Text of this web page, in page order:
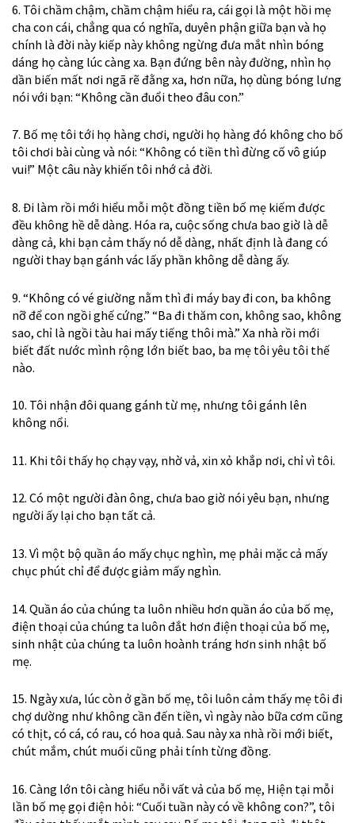
6. Tôi chầm chậm, chầm chậm hiểu ra, cái gọi là một hồi mẹ
cha con cái, chẳng qua có nghĩa, duyên phận giữa bạn và họ
chính là đời này kiếp này không ngừng đưa mắt nhìn bóng
dáng họ càng lúc càng xa. Bạn đứng bên này đường, nhìn họ
dần biến mất nơi ngã rẽ đằng xa, hơn nữa, họ dùng bóng lưng
nói với bạn: “Không cần đuổi theo đâu con.”
7. Bố mẹ tôi tới họ hàng chơi, người họ hàng đó không cho bố
tôi chơi bài cùng và nói: “Không có tiền thì đừng cố vô giúp
vui!” Một câu này khiến tôi nhớ cả đời.
8. Đi làm rồi mới hiểu mỗi một đồng tiền bố mẹ kiếm được
đều không hề dễ dàng. Hóa ra, cuộc sống chưa bao giờ là dễ
dàng cả, khi bạn cảm thấy nó dễ dàng, nhất định là đang có
người thay bạn gánh vác lấy phần không dễ dàng ấy.
9. “Không có vé giường nằm thì đi máy bay đi con, ba không
nỡ để con ngồi ghế cứng.” “Ba đi thăm con, không sao, không
sao, chỉ là ngồi tàu hai mấy tiếng thôi mà.” Xa nhà rồi mới
biết đất nước mình rộng lớn biết bao, ba mẹ tôi yêu tôi thế
nào.
10. Tôi nhận đôi quang gánh từ mẹ, nhưng tôi gánh lên
không nổi.
11. Khi tôi thấy họ chạy vạy, nhờ vả, xin xỏ khắp nơi, chỉ vì tôi.
12. Có một người đàn ông, chưa bao giờ nói yêu bạn, nhưng
người ấy lại cho bạn tất cả.
13. Vì một bộ quần áo mấy chục nghìn, mẹ phải mặc cả mấy
chục phút chỉ để được giảm mấy nghìn.
14. Quần áo của chúng ta luôn nhiều hơn quần áo của bố mẹ,
điện thoại của chúng ta luôn đắt hơn điện thoại của bố mẹ,
sinh nhật của chúng ta luôn hoành tráng hơn sinh nhật bố
mẹ.
15. Ngày xưa, lúc còn ở gần bố mẹ, tôi luôn cảm thấy mẹ tôi đi
chợ dường như không cần đến tiền, vì ngày nào bữa cơm cũng
có thịt, có cá, có rau, có hoa quả. Sau này xa nhà rồi mới biết,
chút mắm, chút muối cũng phải tính từng đồng.
16. Càng lớn tôi càng hiểu nỗi vất vả của bố mẹ, Hiện tại mỗi
lần bố mẹ gọi điện hỏi: “Cuối tuần này có về không con?”, tôi